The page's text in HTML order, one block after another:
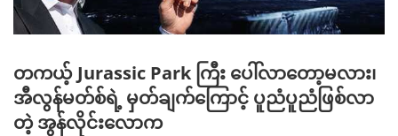
တကယ့် Jurassic Park ကြီး ပေါ်လာတော့မလား၊
အီလွန်မတ်စ်ရဲ့ မှတ်ချက်ကြောင့် ပူညံပူညံဖြစ်လာ
တဲ့ အွန်လိုင်းလောက